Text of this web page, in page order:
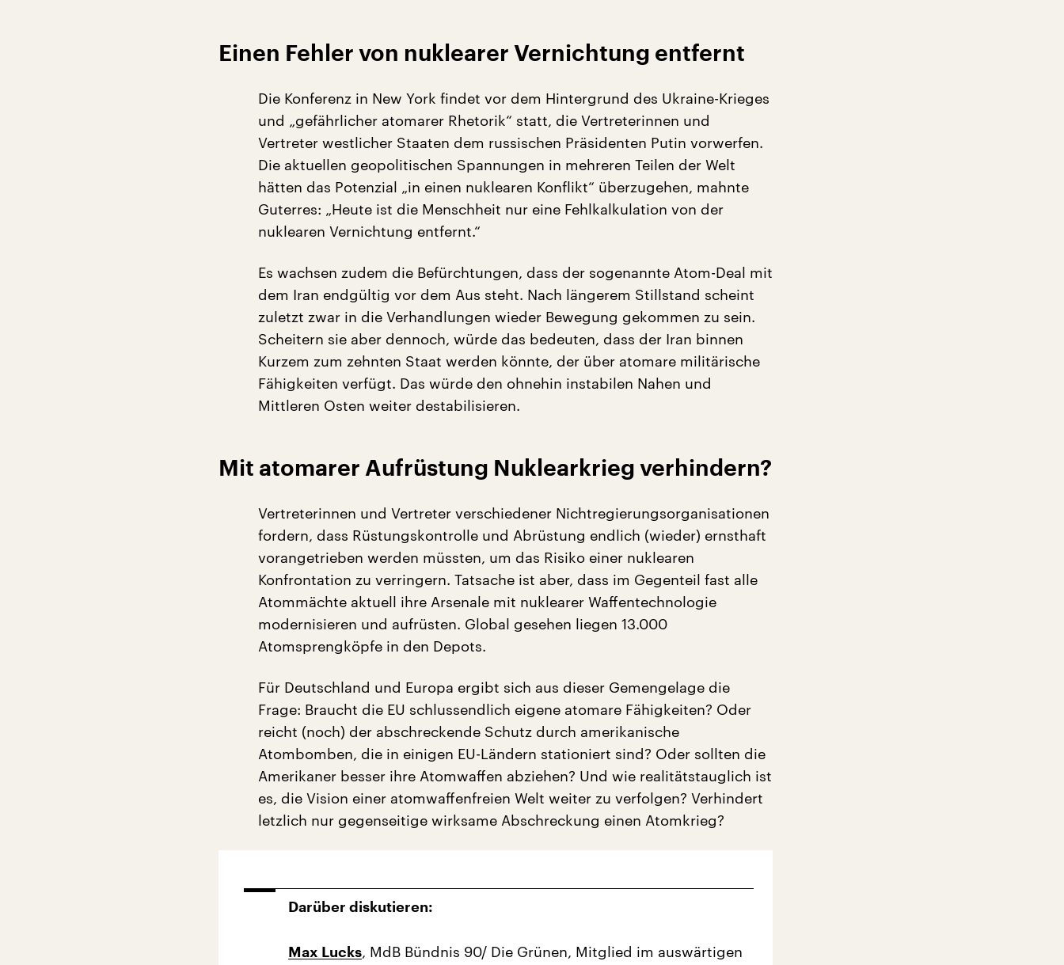
Einen Fehler von nuklearer Vernichtung entfernt
Die Konferenz in New York findet vor dem Hintergrund des Ukraine-Krieges
und „gefährlicher atomarer Rhetorik“ statt, die Vertreterinnen und
Vertreter westlicher Staaten dem russischen Präsidenten Putin vorwerfen.
Die aktuellen geopolitischen Spannungen in mehreren Teilen der Welt
hätten das Potenzial „in einen nuklearen Konflikt“ überzugehen, mahnte
Guterres: „Heute ist die Menschheit nur eine Fehlkalkulation von der
nuklearen Vernichtung entfernt.“
Es wachsen zudem die Befürchtungen, dass der sogenannte Atom-Deal mit
dem Iran endgültig vor dem Aus steht. Nach längerem Stillstand scheint
zuletzt zwar in die Verhandlungen wieder Bewegung gekommen zu sein.
Scheitern sie aber dennoch, würde das bedeuten, dass der Iran binnen
Kurzem zum zehnten Staat werden könnte, der über atomare militärische
Fähigkeiten verfügt. Das würde den ohnehin instabilen Nahen und
Mittleren Osten weiter destabilisieren.
Mit atomarer Aufrüstung Nuklearkrieg verhindern?
Vertreterinnen und Vertreter verschiedener Nichtregierungsorganisationen
fordern, dass Rüstungskontrolle und Abrüstung endlich (wieder) ernsthaft
vorangetrieben werden müssten, um das Risiko einer nuklearen
Konfrontation zu verringern. Tatsache ist aber, dass im Gegenteil fast alle
Atommächte aktuell ihre Arsenale mit nuklearer Waffentechnologie
modernisieren und aufrüsten. Global gesehen liegen 13.000
Atomsprengköpfe in den Depots.
Für Deutschland und Europa ergibt sich aus dieser Gemengelage die
Frage: Braucht die EU schlussendlich eigene atomare Fähigkeiten? Oder
reicht (noch) der abschreckende Schutz durch amerikanische
Atombomben, die in einigen EU-Ländern stationiert sind? Oder sollten die
Amerikaner besser ihre Atomwaffen abziehen? Und wie realitätstauglich ist
es, die Vision einer atomwaffenfreien Welt weiter zu verfolgen? Verhindert
letzlich nur gegenseitige wirksame Abschreckung einen Atomkrieg?
Darüber diskutieren:
Max Lucks, MdB Bündnis 90/ Die Grünen, Mitglied im auswärtigen